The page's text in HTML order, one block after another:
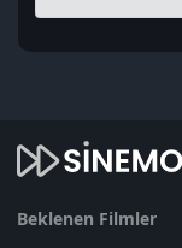
Beklenen Filmler